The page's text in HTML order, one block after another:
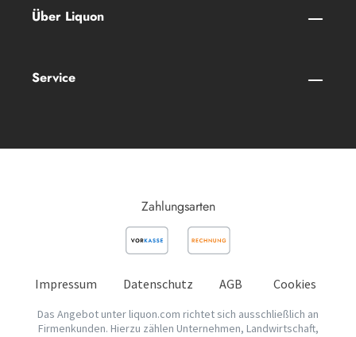
Über Liquon
Service
Zahlungsarten
Impressum Datenschutz AGB Cookies
Das Angebot unter liquon.com richtet sich ausschließlich an
Firmenkunden. Hierzu zählen Unternehmen, Landwirtschaft,